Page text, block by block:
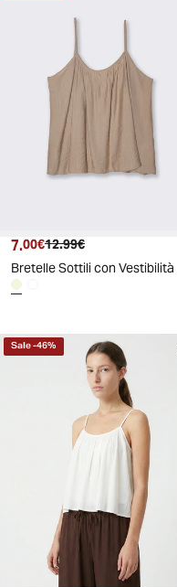
Prezzo attuale
7.00€ Prezzo originale
12.99€
Sale-46%